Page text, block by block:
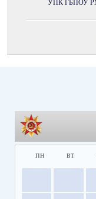
УПК ГБПОУ
пн вт